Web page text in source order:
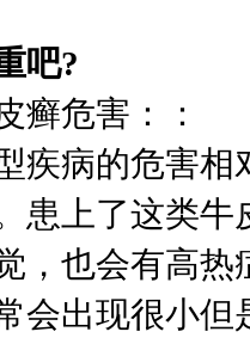
吧?
危害：：
病的危害相
患上了这类
，也会有高
会出现很小